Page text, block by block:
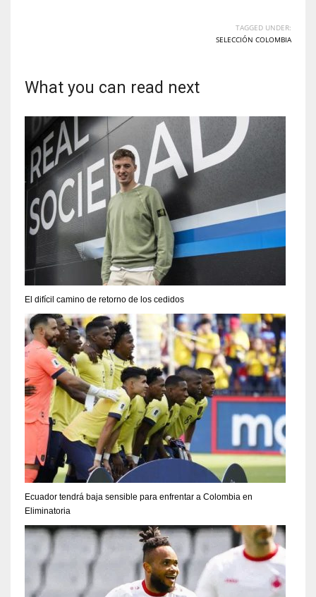
TAGGED UNDER:
SELECCIÓN COLOMBIA
What you can read next
El difícil camino de retorno de los cedidos
Ecuador tendrá baja sensible para enfrentar a Colombia en
Eliminatoria